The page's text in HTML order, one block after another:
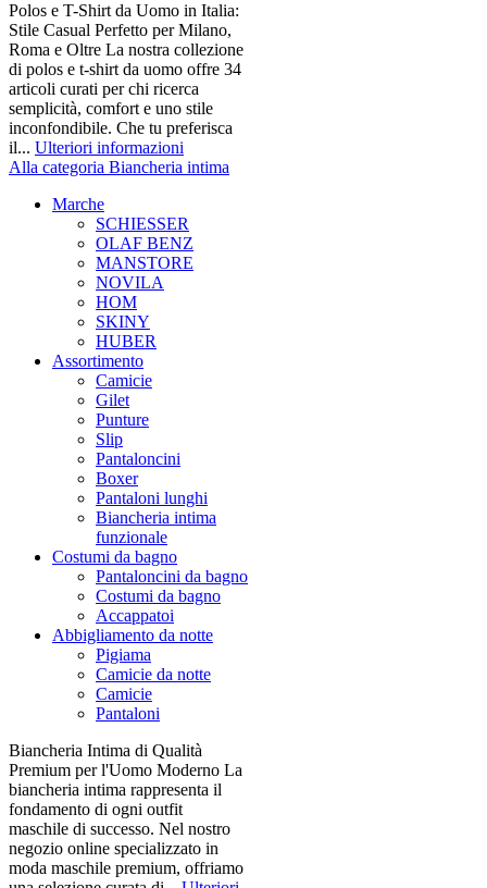
Polos e T-Shirt da Uomo in Italia:
Stile Casual Perfetto per Milano,
Roma e Oltre La nostra collezione
di polos e t-shirt da uomo offre 34
articoli curati per chi ricerca
semplicità, comfort e uno stile
inconfondibile. Che tu preferisca
il... Ulteriori informazioni
Alla categoria Biancheria intima
Marche
SCHIESSER
OLAF BENZ
MANSTORE
NOVILA
HOM
SKINY
HUBER
Assortimento
Camicie
Gilet
Punture
Slip
Pantaloncini
Boxer
Pantaloni lunghi
Biancheria intima
funzionale
Costumi da bagno
Pantaloncini da bagno
Costumi da bagno
Accappatoi
Abbigliamento da notte
Pigiama
Camicie da notte
Camicie
Pantaloni
Biancheria Intima di Qualità
Premium per l'Uomo Moderno La
biancheria intima rappresenta il
fondamento di ogni outfit
maschile di successo. Nel nostro
negozio online specializzato in
moda maschile premium, offriamo